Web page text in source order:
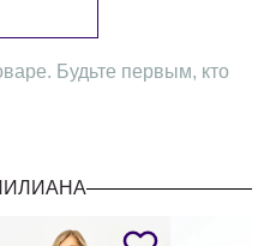
Будьте первым, кто